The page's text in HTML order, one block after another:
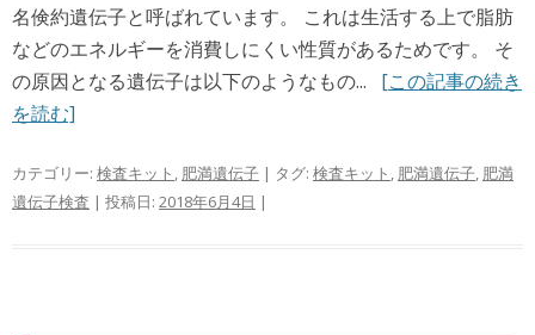
名倹約遺伝子と呼ばれています。 これは生活する上で脂肪
などのエネルギーを消費しにくい性質があるためです。 そ
の原因となる遺伝子は以下のようなもの... [この記事の続き
を読む]
カテゴリー: 検査キット , 肥満遺伝子 | タグ: 検査キット , 肥満遺伝子, 肥満
遺伝子検査 | 投稿日: 2018年6月4日 |